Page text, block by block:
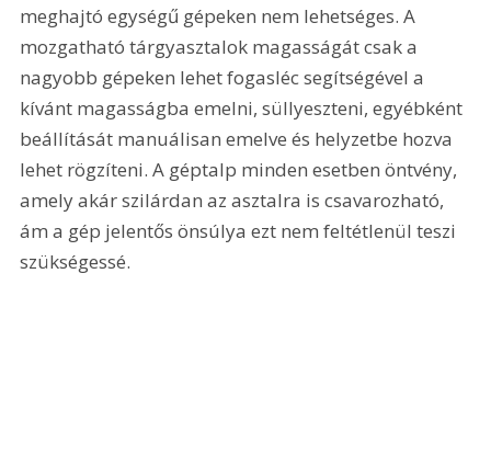
meghajtó egységű gépeken nem lehetséges. A
mozgatható tárgyasztalok magasságát csak a
nagyobb gépeken lehet fogasléc segítségével a
kívánt magasságba emelni, süllyeszteni, egyébként
beállítását manuálisan emelve és helyzetbe hozva
lehet rögzíteni. A géptalp minden esetben öntvény,
amely akár szilárdan az asztalra is csavarozható,
ám a gép jelentős önsúlya ezt nem feltétlenül teszi
szükségessé.